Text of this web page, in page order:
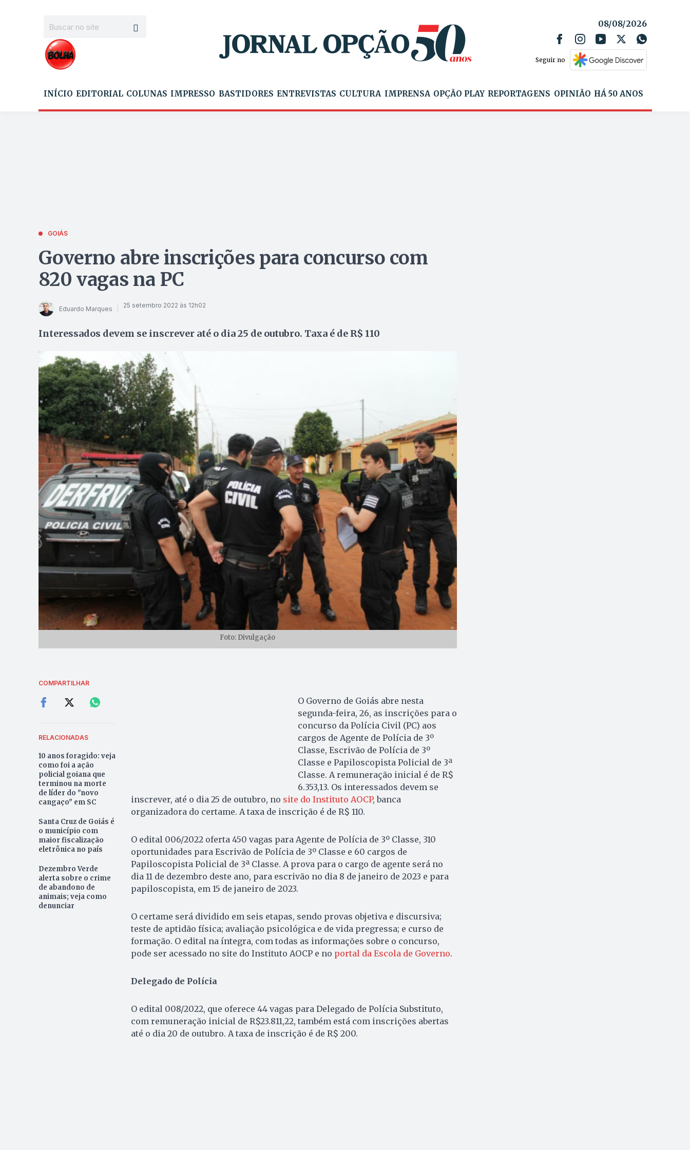
08/08/2026
Seguir no
INÍCIO EDITORIAL COLUNAS IMPRESSO BASTIDORES ENTREVISTAS CULTURA IMPRENSA OPÇÃO PLAY REPORTAGENS OPINIÃO HÁ 50 ANOS
GOIÁS
Governo abre inscrições para concurso com
820 vagas na PC
Eduardo Marques 25 setembro 2022 às 12h02
Interessados devem se inscrever até o dia 25 de outubro. Taxa é de R$ 110
Foto: Divulgação
COMPARTILHAR
RELACIONADAS
10 anos foragido: veja
como foi a ação
policial goiana que
terminou na morte
de líder do "novo
cangaço" em SC
Santa Cruz de Goiás é
o município com
maior fiscalização
eletrônica no país
Dezembro Verde
alerta sobre o crime
de abandono de
animais; veja como
denunciar
O Governo de Goiás abre nesta
segunda-feira, 26, as inscrições para o
concurso da Polícia Civil (PC) aos
cargos de Agente de Polícia de 3º
Classe, Escrivão de Polícia de 3º
Classe e Papiloscopista Policial de 3ª
Classe. A remuneração inicial é de R$
6.353,13. Os interessados devem se
inscrever, até o dia 25 de outubro, no site do Instituto AOCP, banca
organizadora do certame. A taxa de inscrição é de R$ 110.
O edital 006/2022 oferta 450 vagas para Agente de Polícia de 3º Classe, 310
oportunidades para Escrivão de Polícia de 3º Classe e 60 cargos de
Papiloscopista Policial de 3ª Classe. A prova para o cargo de agente será no
dia 11 de dezembro deste ano, para escrivão no dia 8 de janeiro de 2023 e para
papiloscopista, em 15 de janeiro de 2023.
O certame será dividido em seis etapas, sendo provas objetiva e discursiva;
teste de aptidão física; avaliação psicológica e de vida pregressa; e curso de
formação. O edital na íntegra, com todas as informações sobre o concurso,
pode ser acessado no site do Instituto AOCP e no portal da Escola de Governo.
Delegado de Polícia
O edital 008/2022, que oferece 44 vagas para Delegado de Polícia Substituto,
com remuneração inicial de R$23.811,22, também está com inscrições abertas
até o dia 20 de outubro. A taxa de inscrição é de R$ 200.